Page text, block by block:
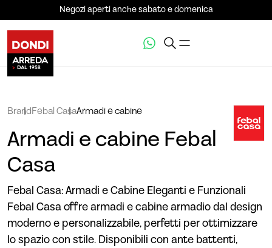
Negozi aperti anche sabato e domenica
BrandFebal CasaArmadi e cabine
Armadi e cabine Febal
Casa
Febal Casa: Armadi e Cabine Eleganti e Funzionali
Febal Casa offre armadi e cabine armadio dal design
moderno e personalizzabile, perfetti per ottimizzare
lo spazio con stile. Disponibili con ante battenti,